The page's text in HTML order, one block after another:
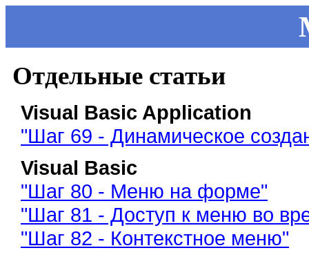
Отдельные статьи
Visual Basic Application
"Шаг 69 - Динамическое
Visual Basic
"Шаг 80 - Меню на форме"
"Шаг 81 - Доступ к меню во
"Шаг 82 - Контекстное меню"